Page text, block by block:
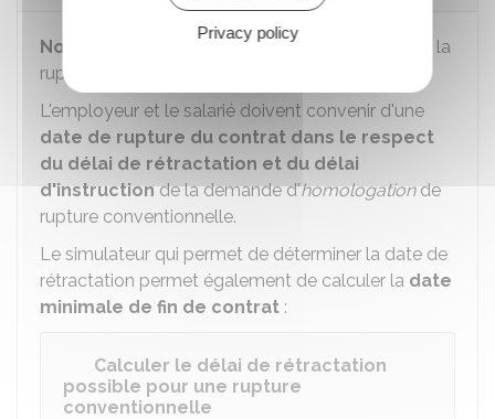
Non.
Aucun préavis n'est prévu dans le cadre de la
rupture conventionnelle.
L'employeur et le salarié doivent convenir d'une
date de rupture du contrat dans le respect
du délai de rétractation et du délai
d'instructionde la demande d'homologationde
rupture conventionnelle.
Le simulateur qui permet de déterminer la date de
rétractation permet également de calculer la date
minimale de fin de contrat :
Calculer le délai de rétractation
possible pour une rupture
conventionnelle
Privacy policy